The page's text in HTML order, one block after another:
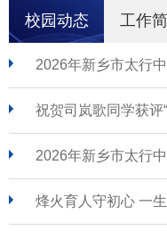
校园动态 工作
2026年新乡市太行
祝贺司岚歌同学获评
2026年新乡市太行
烽火育人守初心 一